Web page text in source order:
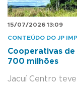
15/07/2026 13:09
CONTEÚDO DO JP
Cooperativas
700 milhões
Jacuí Centro